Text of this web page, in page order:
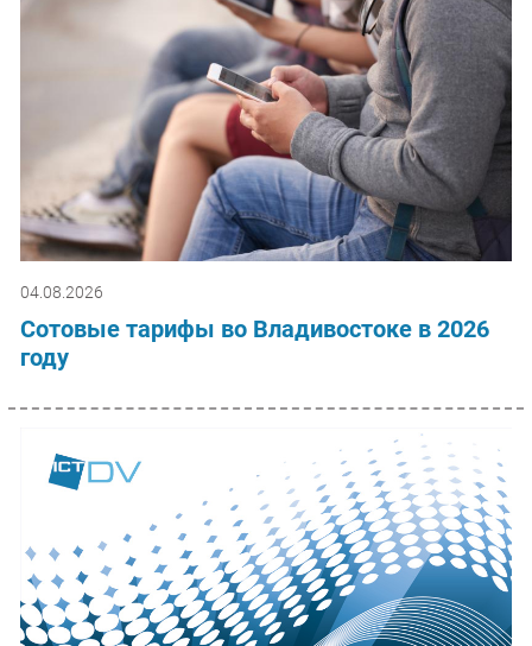
04.08.2026
Сотовые тарифы во Владивостоке в 2026
году